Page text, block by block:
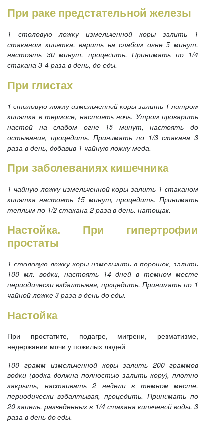
При раке предстательной железы
1 столовую ложку измельченной коры залить 1
стаканом кипятка, варить на слабом огне 5 минут,
настоять 30 минут, процедить. Принимать по 1/4
стакана 3-4 раза в день, до еды.
При глистах
1 столовую ложку измельченной коры залить 1 литром
кипятка в термосе, настоять ночь. Утром проварить
настой на слабом огне 15 минут, настоять до
остывания, процедить. Принимать по 1/3 стакана 3
раза в день, добавив 1 чайную ложку меда.
При заболеваниях кишечника
1 чайную ложку измельченной коры залить 1 стаканом
кипятка настоять 15 минут, процедить. Принимать
теплым по 1/2 стакана 2 раза в день, натощак.
Настойка. При гипертрофии
простаты
1 столовую ложку коры измельчить в порошок, залить
100 мл. водки, настоять 14 дней в темном месте
периодически взбалтывая, процедить. Принимать по 1
чайной ложке 3 раза в день до еды.
Настойка
При простатите, подагре, мигрени, ревматизме,
недержании мочи у пожилых людей
100 грамм измельченной коры залить 200 граммов
водки (водка должна полностью залить кору), плотно
закрыть, настаивать 2 недели в темном месте,
периодически взбалтывая, процедить. Принимать по
20 капель, разведенных в 1/4 стакана кипяченой воды, 3
раза в день до еды.